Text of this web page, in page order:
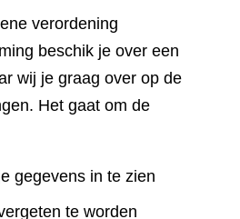
verordening
beschik je over een
wij je graag over op de
Het gaat om de
gegevens in te zien
te worden